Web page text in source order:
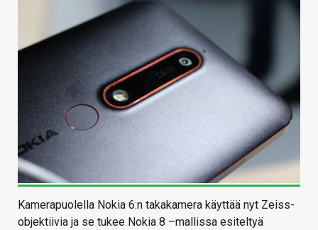
Kamerapuolella Nokia 6:n takakamera käyttää nyt Zeiss-
objektiivia ja se tukee Nokia 8 –mallissa esiteltyä